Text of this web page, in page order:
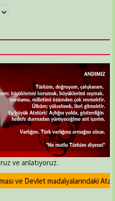
ve anlatıyoruz.
ve Devlet madalyalarındaki